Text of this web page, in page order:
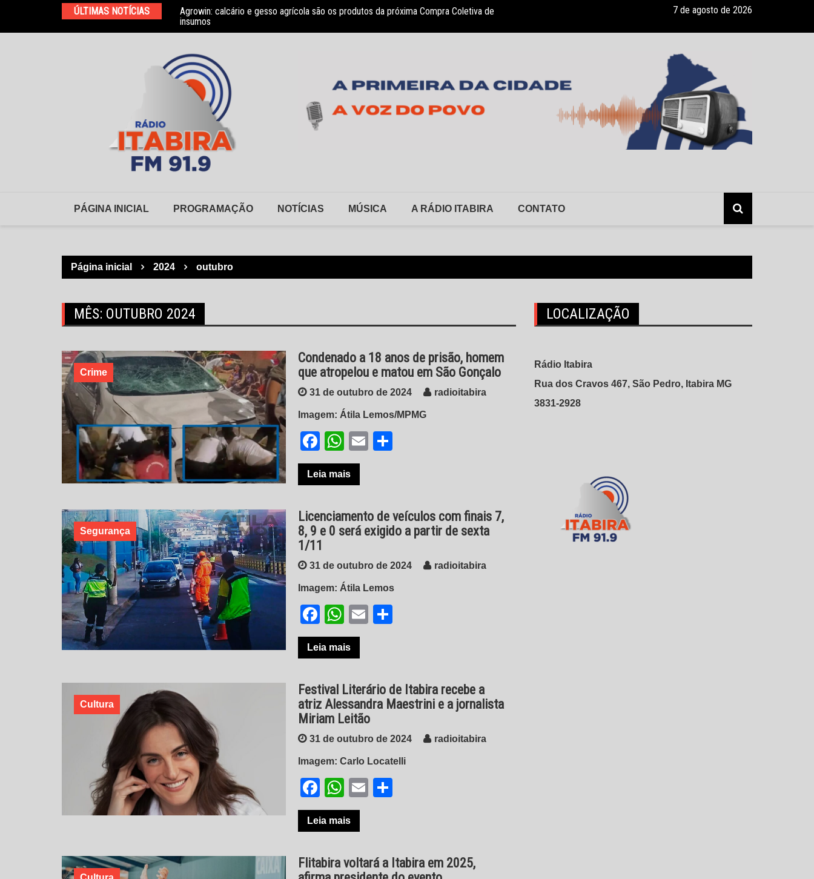
o
ÚLTIMAS NOTÍCIAS
Agrowin: calcário e gesso agrícola são os produtos da próxima Compra Coletiva de
insumos
Novo convênio com a Associação Nosso Lar garante atendimento a crianças com TEA Monlevade recebe pocket-show gratuito “A Bela e a Fera” na 16ª “Diversão
7 de agosto de 2026
PÁGINA INICIAL PROGRAMAÇÃO NOTÍCIAS MÚSICA A RÁDIO ITABIRA CONTATO
Página inicial 2024 outubro
MÊS: OUTUBRO 2024
Crime
Condenado a 18 anos de prisão, homem
que atropelou e matou em São Gonçalo
31 de outubro de 2024 radioitabira
Imagem: Átila Lemos/MPMG
Facebook
WhatsApp
Email
Leia mais
Segurança
Licenciamento de veículos com finais 7,
8, 9 e 0 será exigido a partir de sexta
1/11
31 de outubro de 2024 radioitabira
Imagem: Átila Lemos
Facebook
WhatsApp
Email
Leia mais
Cultura
Festival Literário de Itabira recebe a
atriz Alessandra Maestrini e a jornalista
Miriam Leitão
31 de outubro de 2024 radioitabira
Imagem: Carlo Locatelli
Facebook
WhatsApp
Email
Leia mais
Flitabira voltará a Itabira em 2025,
LOCALIZAÇÃO
Rádio Itabira
Rua dos Cravos 467, São Pedro, Itabira MG
3831-2928